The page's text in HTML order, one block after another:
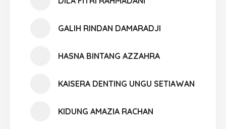
GALIH RINDAN DAMARADJI
HASNA BINTANG AZZAHRA
KAISERA DENTING UNGU SETIAWAN
KIDUNG AMAZIA RACHAN